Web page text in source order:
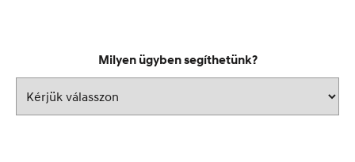
Milyen ügyben segíthetünk?